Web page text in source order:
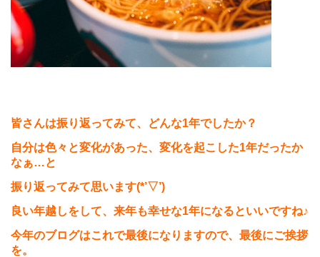
皆さんは振り返ってみて、どんな1年でしたか？
自分は色々と変化があった、変化を起こした1年だったか
なぁ…と
振り返ってみて思います(*’▽’)
良い年越しをして、来年も幸せな1年になるといいですね♪
今年のブログはこれで最後になりますので、最後にご挨拶
を。